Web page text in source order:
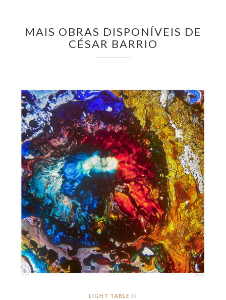
MAIS OBRAS DISPONÍVEIS DE
CÉSAR BARRIO
LIGHT TABLE III